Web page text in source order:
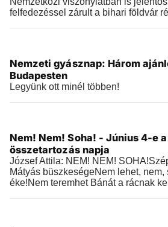
felfedezéssel zárult a bihari földvár
2026.06.04 |12:12
Nemzeti gyásznap: Három
Budapesten
Legyünk ott minél többen!
2026.06.04 |08:19
Nem! Nem! Soha! - Június 4-e
összetartozás napja
József Attila: NEM! NEM!
Mátyás büszkeségeNem lehet, nem,
éke!Nem teremhet Bánát a rácnak